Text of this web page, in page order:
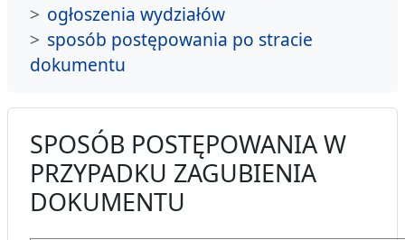
ogłoszenia wydziałów
sposób postępowania po stracie
dokumentu
SPOSÓB POSTĘPOWANIA W
PRZYPADKU ZAGUBIENIA
DOKUMENTU